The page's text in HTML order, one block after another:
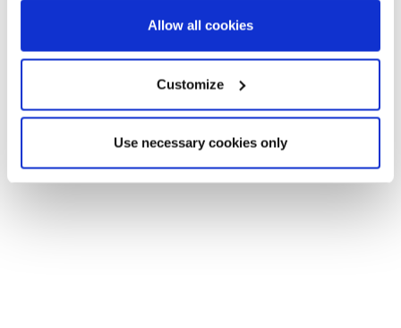
Allow all cookies
Customize
Use necessary cookies only